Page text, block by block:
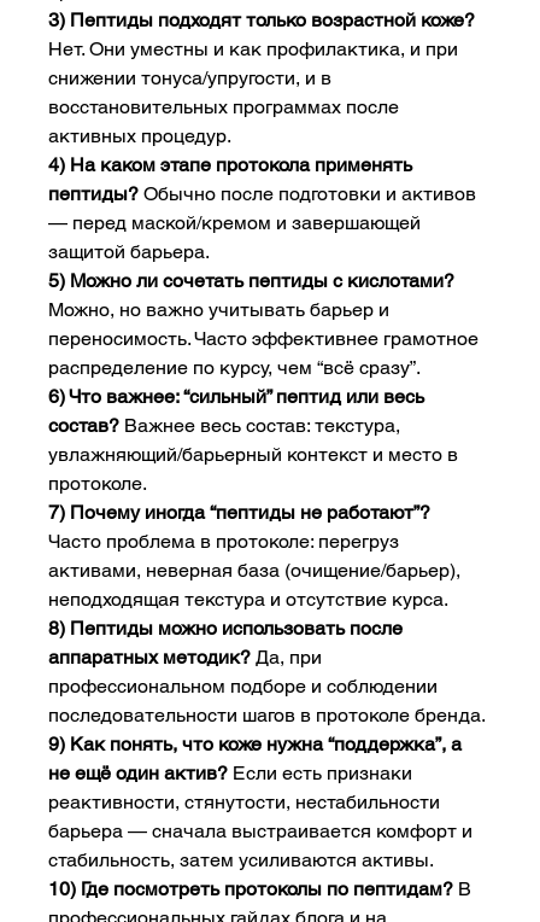
3) Пептиды подходят только возрастной коже?
Нет. Они уместны и как профилактика, и при
снижении тонуса/упругости, и в
восстановительных программах после
активных процедур.
4) На каком этапе протокола применять
пептиды? Обычно после подготовки и активов
— перед маской/кремом и завершающей
защитой барьера.
5) Можно ли сочетать пептиды с кислотами?
Можно, но важно учитывать барьер и
переносимость. Часто эффективнее грамотное
распределение по курсу, чем “всё сразу”.
6) Что важнее: “сильный” пептид или весь
состав? Важнее весь состав: текстура,
увлажняющий/барьерный контекст и место в
протоколе.
7) Почему иногда “пептиды не работают”?
Часто проблема в протоколе: перегруз
активами, неверная база (очищение/барьер),
неподходящая текстура и отсутствие курса.
8) Пептиды можно использовать после
аппаратных методик? Да, при
профессиональном подборе и соблюдении
последовательности шагов в протоколе бренда.
9) Как понять, что коже нужна “поддержка”, а
не ещё один актив? Если есть признаки
реактивности, стянутости, нестабильности
барьера — сначала выстраивается комфорт и
стабильность, затем усиливаются активы.
10) Где посмотреть протоколы по пептидам? В